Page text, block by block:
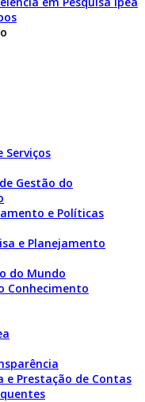
Serviços
Gestão do
e Políticas
e Planejamento
do Mundo
Conhecimento
e Prestação de Contas